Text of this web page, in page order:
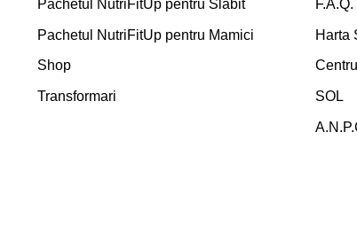
Pachetul NutriFitUp pentru Slabit
Pachetul NutriFitUp pentru Mamici
Shop
Transformari
F.A.Q.
Harta
SOL